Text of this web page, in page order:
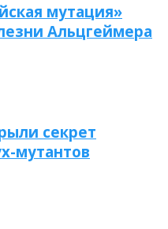
мутация»
Альцгеймера
секрет
мутантов